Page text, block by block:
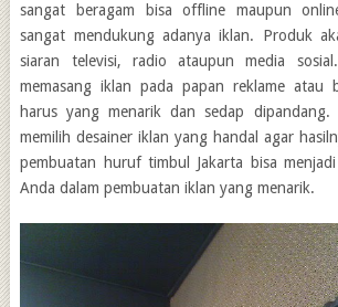
sangat beragam bisa offline maupun
sangat mendukung adanya iklan. Produk
siaran televisi, radio ataupun media
memasang iklan pada papan reklame atau
harus yang menarik dan sedap
memilih desainer iklan yang handal agar
pembuatan huruf timbul Jakarta bisa
Anda dalam pembuatan iklan yang menarik.